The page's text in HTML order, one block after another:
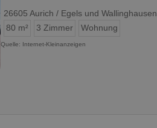
26605 Aurich / Egels und Wallinghausen
80 m²
3 Zimmer Wohnung
Quelle: Internet-Kleinanzeigen